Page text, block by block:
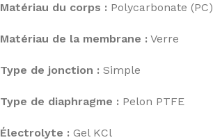
Matériau du corps : Polycarbonate (PC)
Matériau de la membrane : Verre
Type de jonction : Simple
Type de diaphragme : Pelon PTFE
Électrolyte : Gel KCl